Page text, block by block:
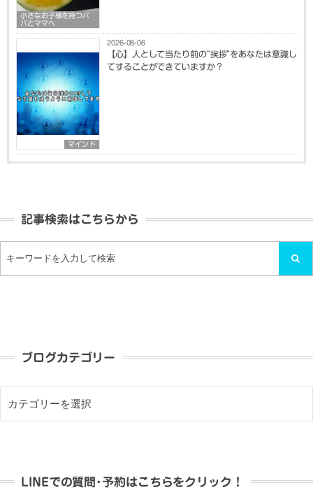
小さなお子様を持つパ
パとママへ
マインド
2026-08-06
【心】人として当たり前の”挨拶”をあなたは意識し
てすることができていますか？
記事検索はこちらから
ブログカテゴリー
LINEでの質問･予約はこちらをクリック！